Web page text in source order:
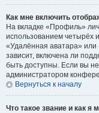
Как мне включить
На вкладке «Профиль»
использованием четырёх
«Удалённая аватара»
зависит, включена ли
быть доступны. Если вы
администратором
Вернуться к началу
Что такое звание и как я